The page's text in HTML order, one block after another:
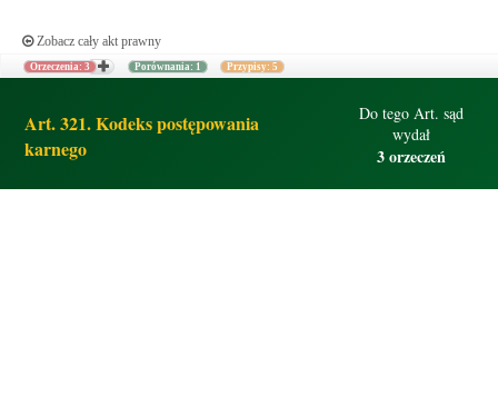
Zobacz cały akt prawny
Orzeczenia: 3 Porównania: 1 Przypisy: 5
Art. 321. Kodeks postępowania
karnego
Do tego Art. sąd
wydał
3 orzeczeń